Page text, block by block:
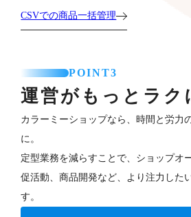
CSVでの商品一括管理
POINT3
運営がもっとラク
カラーミーショップなら、時間と労力
に。
定型業務を減らすことで、ショップオ
促活動、商品開発など、より注力した
す。